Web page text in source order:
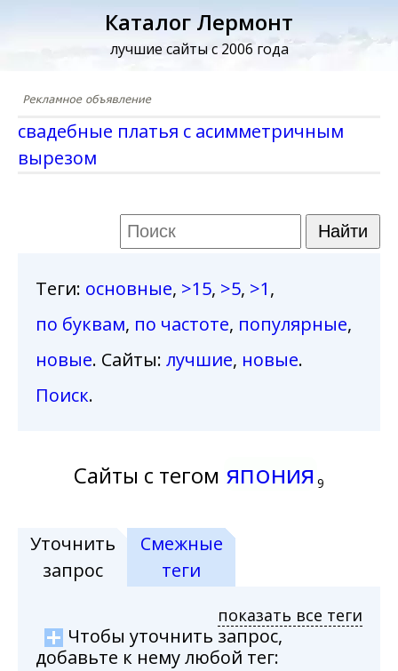
Каталог Лермонт
лучшие сайты с 2006 года
свадебные платья с асимметричным
вырезом
Теги: основные, >15, >5, >1,
по буквам, по частоте, популярные,
новые. Сайты: лучшие, новые.
Поиск.
Сайты с тегом япония 9
Уточнить
запрос
Смежные
теги
показать все теги
Чтобы уточнить запрос,
добавьте к нему любой тег: